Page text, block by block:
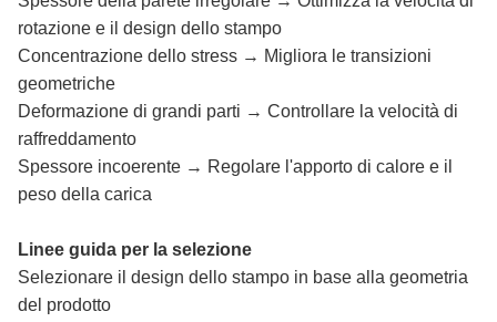
rotazione e il design dello stampo
Concentrazione dello stress → Migliora le transizioni
geometriche
Deformazione di grandi parti → Controllare la velocità di
raffreddamento
Spessore incoerente → Regolare l'apporto di calore e il
peso della carica
Linee guida per la selezione
Selezionare il design dello stampo in base alla geometria
del prodotto